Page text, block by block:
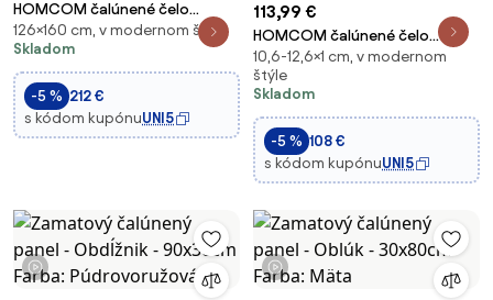
HOMCOM čalúnené čelo
postele s 3 nastaveniami výšky,
vzhľad ľanu, penové
polstrovanie, kovové nohy —
sivé (vhodné pre postele 150–
160 cm) | Aosom
126×160 cm, v modernom štýle
Skladom
-5 % 212 €
s kódom kupónuUNI5
113,99 €
HOMCOM čalúnené čelo
postele s velúrovým vzhľadom,
3 nastaviteľné výšky, kovové
nohy — vhodné pre postele
135–140 cm (140 x 10 x
106/116/126 cm) | Aos
10,6-12,6×1 cm, v modernom
štýle
Skladom
-5 % 108 €
s kódom kupónuUNI5
1 video 1 video